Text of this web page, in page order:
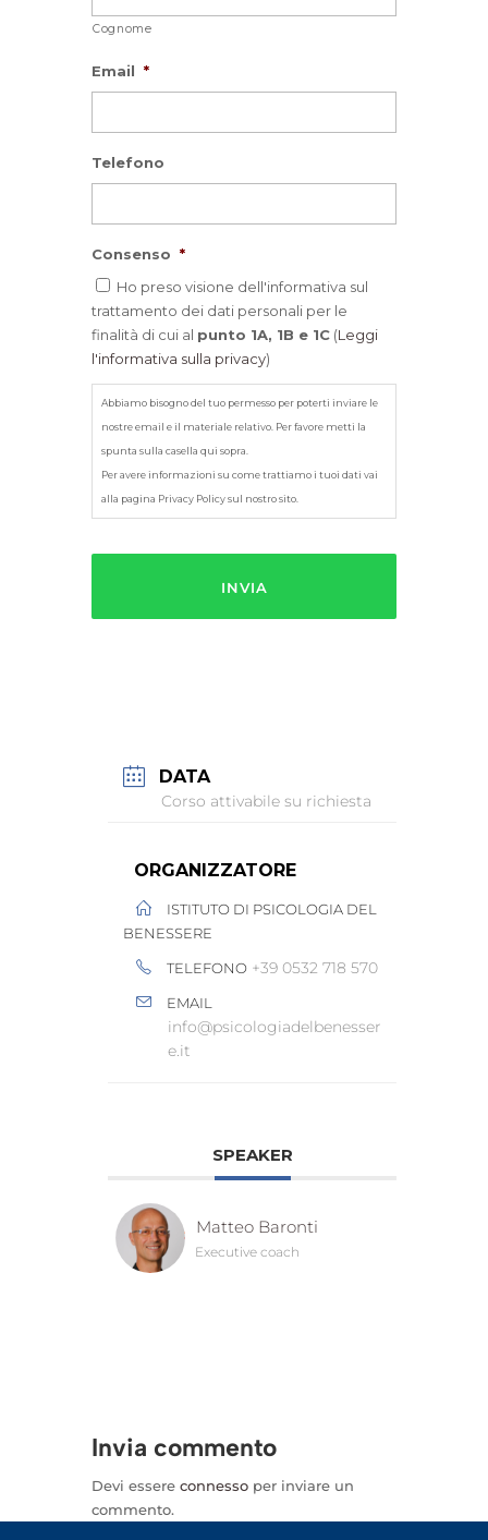
Cognome
Email *
Telefono
Consenso *
Ho preso visione dell'informativa sul
trattamento dei dati personali per le
finalità di cui al punto 1A, 1B e 1C (Leggi
l'informativa sulla privacy)
Abbiamo bisogno del tuo permesso per poterti inviare le
nostre email e il materiale relativo. Per favore metti la
spunta sulla casella qui sopra.
Per avere informazioni su come trattiamo i tuoi dati vai
alla pagina Privacy Policy sul nostro sito.
DATA
Corso attivabile su richiesta
ORGANIZZATORE
ISTITUTO DI PSICOLOGIA DEL
BENESSERE
TELEFONO +39 0532 718 570
EMAIL
info@psicologiadelbenesser
e.it
SPEAKER
Matteo Baronti
Executive coach
Invia commento
Devi essere connesso per inviare un
commento.